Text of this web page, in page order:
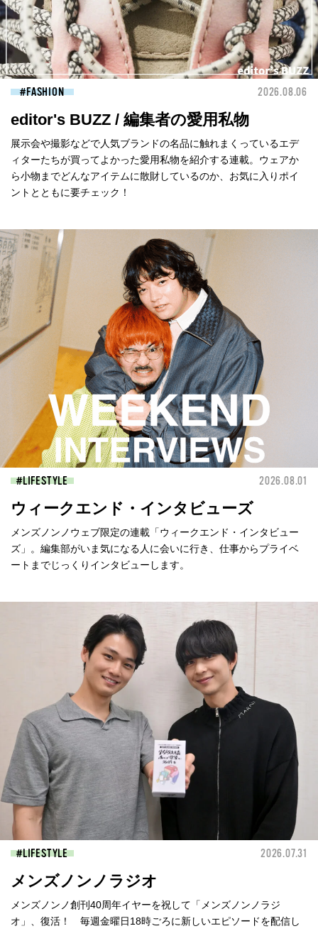
FASHION 2026.08.06
editor's BUZZ / 編集者の愛用私物
展示会や撮影などで人気ブランドの名品に触れまくっているエデ
ィターたちが買ってよかった愛用私物を紹介する連載。ウェアか
ら小物までどんなアイテムに散財しているのか、お気に入りポイ
ントとともに要チェック！
LIFESTYLE 2026.08.01
ウィークエンド・インタビューズ
メンズノンノウェブ限定の連載「ウィークエンド・インタビュー
ズ」。編集部がいま気になる人に会いに行き、仕事からプライベ
ートまでじっくりインタビューします。
LIFESTYLE 2026.07.31
メンズノンノラジオ
メンズノンノ創刊40周年イヤーを祝して「メンズノンノラジ
オ」、復活！ 毎週金曜日18時ごろに新しいエピソードを配信し